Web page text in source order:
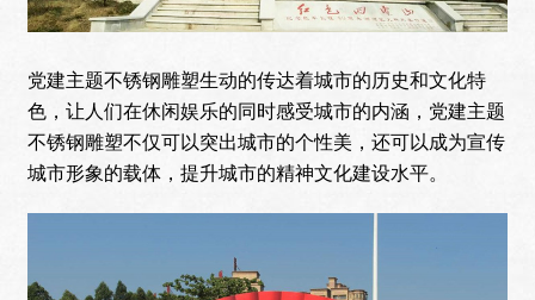
党建主题不锈钢雕塑生动的传达着城市的历史和文化特
色，让人们在休闲娱乐的同时感受城市的内涵，党建主题
不锈钢雕塑不仅可以突出城市的个性美，还可以成为宣传
城市形象的载体，提升城市的精神文化建设水平。